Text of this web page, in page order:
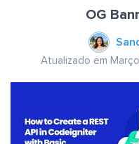
OG
Atualizado em